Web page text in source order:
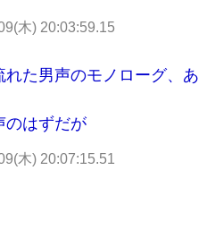
木) 20:03:59.15
た男声のモノローグ、あ
のはずだが
木) 20:07:15.51